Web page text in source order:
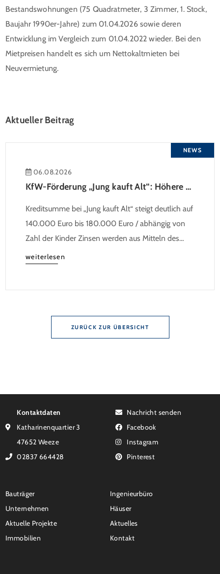
Bestandswohnungen (75 Quadratmeter, 3 Zimmer, 1. Stock,
Baujahr 1990er-Jahre) zum 01.04.2026 sowie deren
Entwicklung im Vergleich zum 01.04.2022 wieder. Bei den
Mietpreisen handelt es sich um Nettokaltmieten bei
Neuvermietung.
Aktueller Beitrag
NEWS
06.08.2026
KfW-Förderung „Jung kauft Alt“: Höhere Kredite ab August 2026
Kreditsumme bei „Jung kauft Alt“ steigt deutlich auf
140.000 Euro bis 180.000 Euro / abhängig von
Zahl der Kinder Zinsen werden aus Mitteln des
Bundes verbilligt: Heutiger Zins bei 0,53 Prozent
weiterlesen
ZURÜCK ZUR ÜBERSICHT
Kontaktdaten
Katharinenquartier 3
47652 Weeze
02837 664428
Nachricht senden
Facebook
Instagram
Pinterest
Bauträger
Ingenieurbüro
Unternehmen
Häuser
Aktuelle Projekte
Aktuelles
Immobilien
Kontakt